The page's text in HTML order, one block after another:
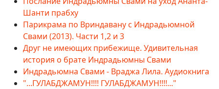
Шанти прабху
Парикрама по Вриндавану с Индрадьюмной
Свами (2013). Части 1,2 и 3
Друг не имеющих прибежище. Удивительная
история о брате Индрадьюмны Свами
Индрадьюмна Свами - Враджа Лила. Аудиокнига
"...ГУЛАБДЖАМУН!!!! ГУЛАБДЖАМУН!!!!..."